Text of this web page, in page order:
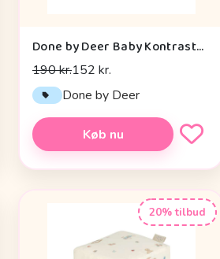
Done by Deer Baby Kontrastkortholder - Tiny Farm - Grøn
190 kr.152 kr.
Done by Deer
Køb nu
20% tilbud